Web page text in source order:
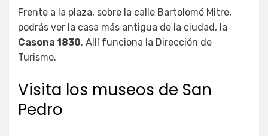
Frente a la plaza, sobre la calle Bartolomé Mitre,
podrás ver la casa más antigua de la ciudad, la
Casona 1830. Allí funciona la Dirección de
Turismo.
Visita los museos de San
Pedro